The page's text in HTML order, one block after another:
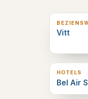
Vitt
11 km
HOTELS
Bel Air